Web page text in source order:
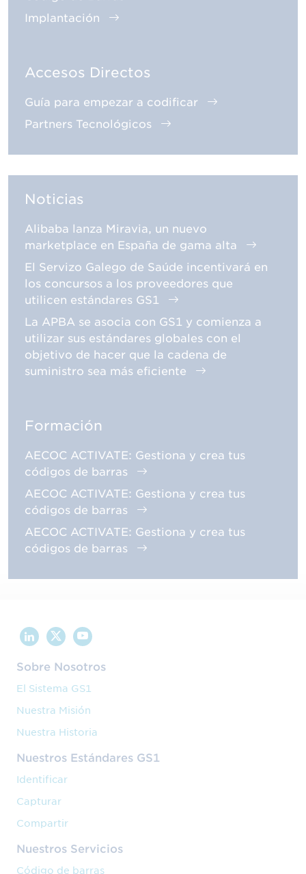
Implantación
Accesos Directos
Guía para empezar a codificar
Partners Tecnológicos
Noticias
Alibaba lanza Miravia, un nuevo
marketplace en España de gama alta
El Servizo Galego de Saúde incentivará en
los concursos a los proveedores que
utilicen estándares GS1
La APBA se asocia con GS1 y comienza a
utilizar sus estándares globales con el
objetivo de hacer que la cadena de
suministro sea más eficiente
Formación
AECOC ACTIVATE: Gestiona y crea tus
códigos de barras
AECOC ACTIVATE: Gestiona y crea tus
códigos de barras
AECOC ACTIVATE: Gestiona y crea tus
códigos de barras
Sobre Nosotros
El Sistema GS1
Nuestra Misión
Nuestra Historia
Nuestros Estándares GS1
Identificar
Capturar
Compartir
Nuestros Servicios
Código de barras